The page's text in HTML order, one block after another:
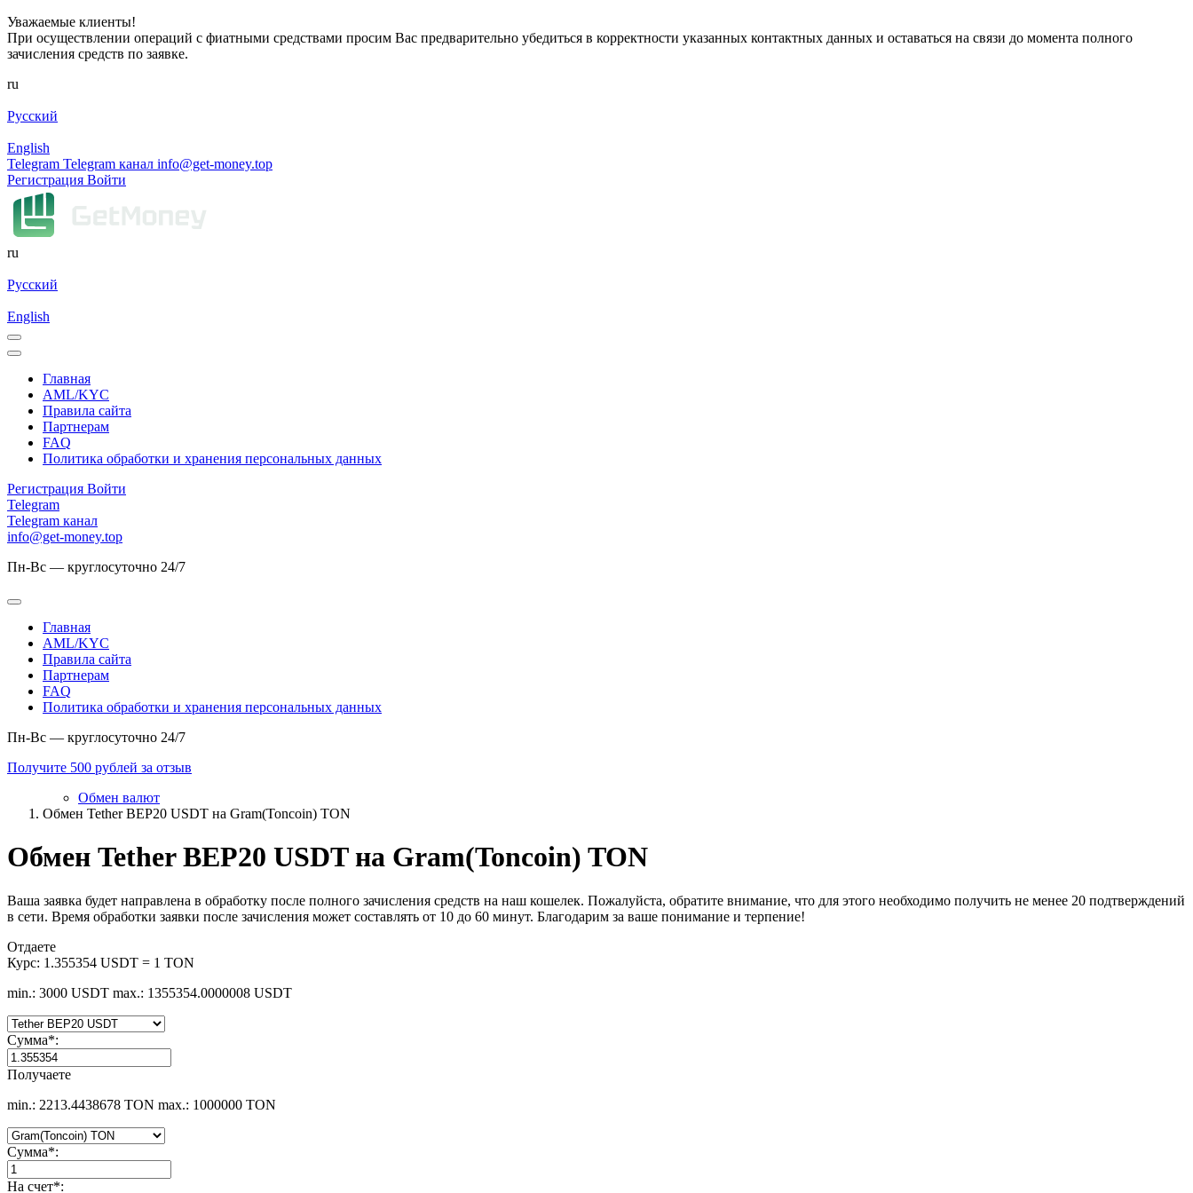
Уважаемые клиенты!
При осуществлении операций с фиатными средствами просим Вас предварительно убедиться в корректности указанных контактных данных и оставаться на связи до момента полного
зачисления средств по заявке.
ru
Русский
English
Telegram Telegram канал info@get-money.top
Регистрация Войти
ru
Русский
English
Главная
AML/KYC
Правила сайта
Партнерам
FAQ
Политика обработки и хранения персональных данных
Регистрация Войти
Telegram
Telegram канал
info@get-money.top
Пн-Вс — круглосуточно 24/7
Главная
AML/KYC
Правила сайта
Партнерам
FAQ
Политика обработки и хранения персональных данных
Пн-Вс — круглосуточно 24/7
Получите 500 рублей за отзыв
Обмен валют
Обмен Tether BEP20 USDT на Gram(Toncoin) TON
Обмен Tether BEP20 USDT на Gram(Toncoin) TON
Ваша заявка будет направлена в обработку после полного зачисления средств на наш кошелек. Пожалуйста, обратите внимание, что для этого необходимо получить не менее 20 подтверждений
в сети. Время обработки заявки после зачисления может составлять от 10 до 60 минут. Благодарим за ваше понимание и терпение!
Отдаете
Курс: 1.355354 USDT = 1 TON
min.: 3000 USDT max.: 1355354.0000008 USDT
Сумма*:
Получаете
min.: 2213.4438678 TON max.: 1000000 TON
Сумма*:
На счет*: